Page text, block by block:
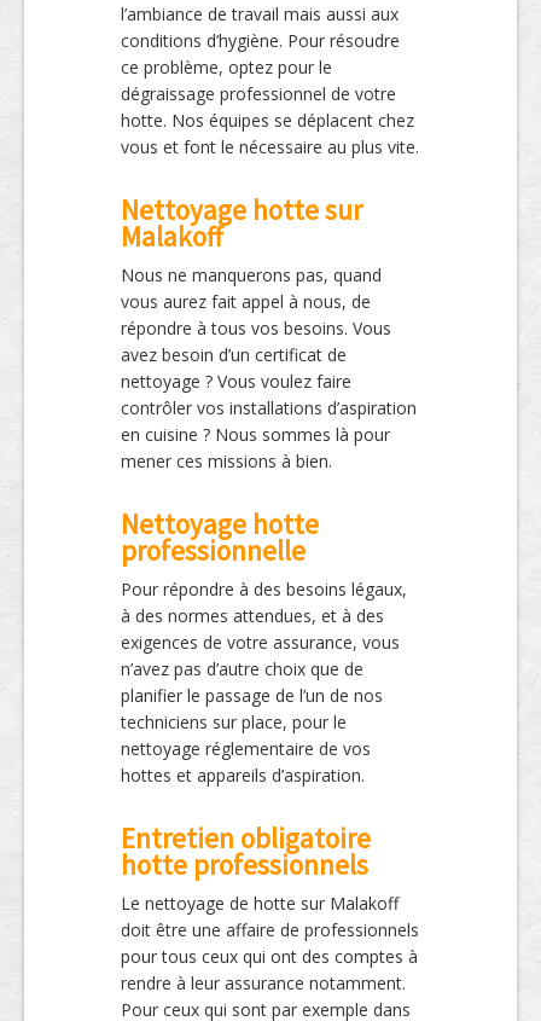
l’ambiance de travail mais aussi aux
conditions d’hygiène. Pour résoudre
ce problème, optez pour le
dégraissage professionnel de votre
hotte. Nos équipes se déplacent chez
vous et font le nécessaire au plus vite.
Nettoyage hotte sur
Malakoff
Nous ne manquerons pas, quand
vous aurez fait appel à nous, de
répondre à tous vos besoins. Vous
avez besoin d’un certificat de
nettoyage ? Vous voulez faire
contrôler vos installations d’aspiration
en cuisine ? Nous sommes là pour
mener ces missions à bien.
Nettoyage hotte
professionnelle
Pour répondre à des besoins légaux,
à des normes attendues, et à des
exigences de votre assurance, vous
n’avez pas d’autre choix que de
planifier le passage de l’un de nos
techniciens sur place, pour le
nettoyage réglementaire de vos
hottes et appareils d’aspiration.
Entretien obligatoire
hotte professionnels
Le nettoyage de hotte sur Malakoff
doit être une affaire de professionnels
pour tous ceux qui ont des comptes à
rendre à leur assurance notamment.
Pour ceux qui sont par exemple dans